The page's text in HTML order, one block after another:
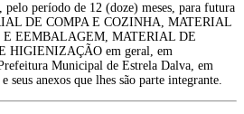
pelo período de 12 (doze) meses, para futura
DE COMPA E COZINHA, MATERIAL
EEMBALAGEM, MATERIAL DE
HIGIENIZAÇÃO em geral, em
Municipal de Estrela Dalva, em
seus anexos que lhes são parte integrante.